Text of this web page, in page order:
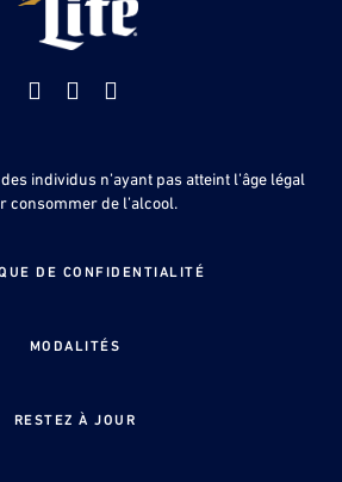
Facebook
Youtube
individus n’ayant pas atteint l’âge légal
consommer de l’alcool.
DE CONFIDENTIALITÉ
MODALITÉS
RESTEZ À JOUR